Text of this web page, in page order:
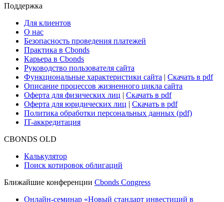
Сбондс-ТВ
Глоссарий
Поддержка
Для клиентов
О нас
Безопасность проведения платежей
Практика в Cbonds
Карьера в Cbonds
Руководство пользователя сайта
Функциональные характеристики сайта|Скачать в pdf
Описание процессов жизненного цикла сайта
Оферта для юридических лиц
IT-аккредитация
Поиск котировок облигаций